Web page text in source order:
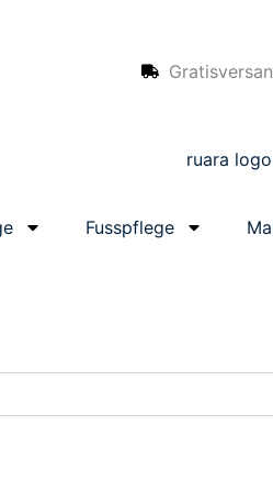
Fusspflege